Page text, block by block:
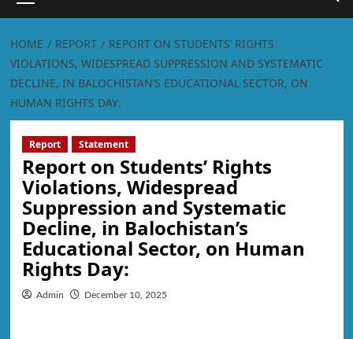
HOME REPORT
REPORT ON STUDENTS’ RIGHTS
VIOLATIONS, WIDESPREAD SUPPRESSION AND SYSTEMATIC
DECLINE, IN BALOCHISTAN’S EDUCATIONAL SECTOR, ON
HUMAN RIGHTS DAY:
Report Statement
Report on Students’ Rights
Violations, Widespread
Suppression and Systematic
Decline, in Balochistan’s
Educational Sector, on Human
Rights Day:
Admin December 10, 2025